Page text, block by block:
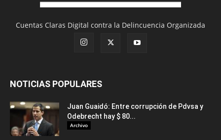
Cuentas Claras Digital contra la Delincuencia Organizada
NOTICIAS POPULARES
Juan Guaidó: Entre corrupción de Pdvsa y
Odebrecht hay $ 80...
Archivo